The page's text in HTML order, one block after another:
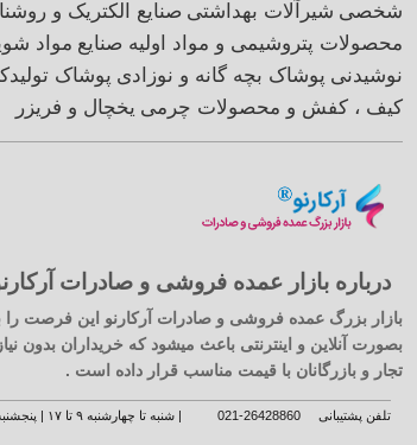
شخصی شیرآلات بهداشتی صنایع الکتریک و
محصولات پتروشیمی و مواد اولیه صنایع مواد
نوشیدنی پوشاک بچه گانه و نوزادی پوشاک
کیف ، کفش و محصولات چرمی یخچال و فریزر
درباره بازار عمده فروشی و صادرات
بازار بزرگ عمده فروشی و صادرات آرکارنو این فرصت را
بصورت آنلاین و اینترنتی باعث میشود که خریداران
تجار و بازرگانان با قیمت مناسب قرار داده است .
تلفن پشتیبانی 26428860-021 | شنبه تا چهارشنبه ۹ تا ۱۷ | پنجشنبه ۹ تا ۱۳